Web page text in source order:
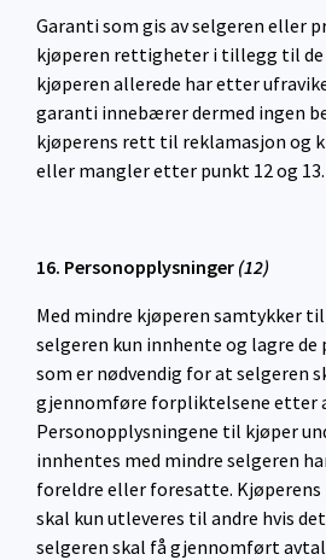
Garanti som gis av selgeren eller
kjøperen rettigheter i tillegg til
kjøperen allerede har etter
garanti innebærer dermed ingen
kjøperens rett til reklamasjon og
eller mangler etter punkt 12 og 13.
16. Personopplysninger (12)
Med mindre kjøperen samtykker
selgeren kun innhente og lagre
som er nødvendig for at selgeren
gjennomføre forpliktelsene etter
Personopplysningene til kjøper
innhentes med mindre selgeren
foreldre eller foresatte.
skal kun utleveres til andre hvis
selgeren skal få gjennomført